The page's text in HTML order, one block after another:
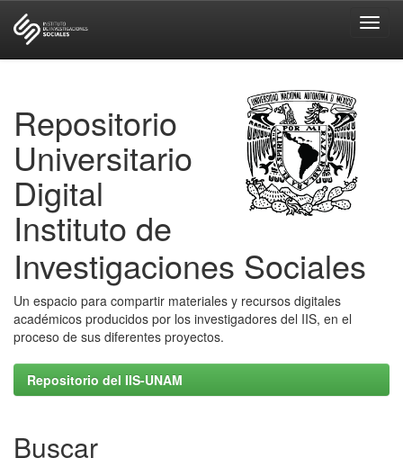
Repositorio
Universitario
Digital
Instituto de
Investigaciones Sociales
Un espacio para compartir materiales y recursos digitales
académicos producidos por los investigadores del IIS, en el
proceso de sus diferentes proyectos.
Repositorio del IIS-UNAM
Buscar